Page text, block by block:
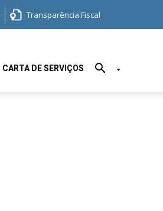
Transparência Fiscal
CARTA DE SERVIÇOS